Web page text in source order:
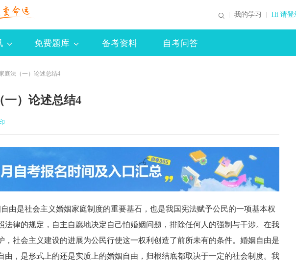
我的学习 Hi 请登
免费题库 备考资料 自考问答
庭法（一）论述总结4
一）论述总结4
是社会主义婚姻家庭制度的重要基石，也是我国宪法赋予公民的一项基本权
法律的规定，自主自愿地决定自己怕婚姻问题，排除任何人的强制与干涉。在我
，社会主义建设的进展为公民行使这一权利创造了前所未有的条件。婚姻自由是
由，是形式上的还是实质上的婚姻自由，归根结底都取决于一定的社会制度。我